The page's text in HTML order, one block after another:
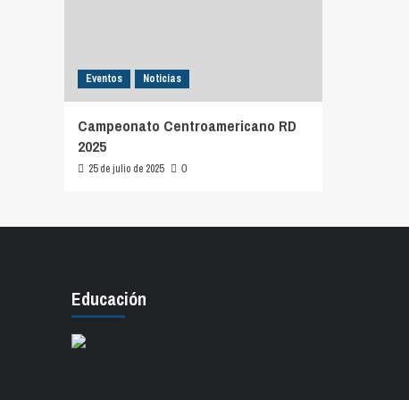
Eventos Noticias
Campeonato Centroamericano RD
2025
25 de julio de 2025 0
Educación